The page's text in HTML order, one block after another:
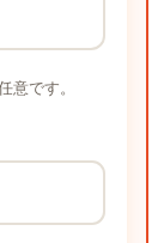
意です。